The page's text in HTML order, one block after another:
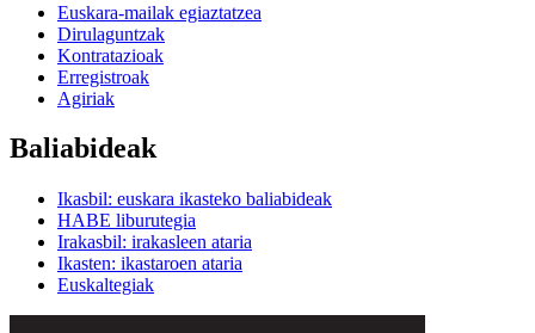
Euskara-mailak egiaztatzea
Dirulaguntzak
Kontratazioak
Erregistroak
Agiriak
Baliabideak
Ikasbil: euskara ikasteko baliabideak
HABE liburutegia
Irakasbil: irakasleen ataria
Ikasten: ikastaroen ataria
Euskaltegiak